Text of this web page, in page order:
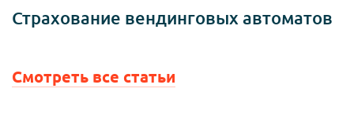
Страхование вендинговых автоматов
Смотреть все статьи